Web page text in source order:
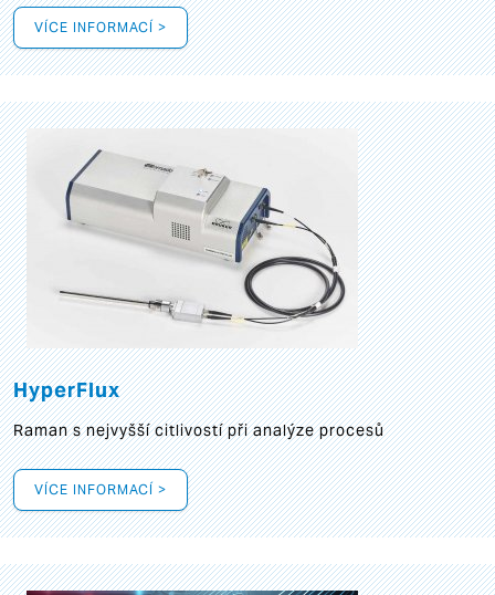
VÍCE INFORMACÍ >
HyperFlux
Raman s nejvyšší citlivostí při analýze procesů
VÍCE INFORMACÍ >